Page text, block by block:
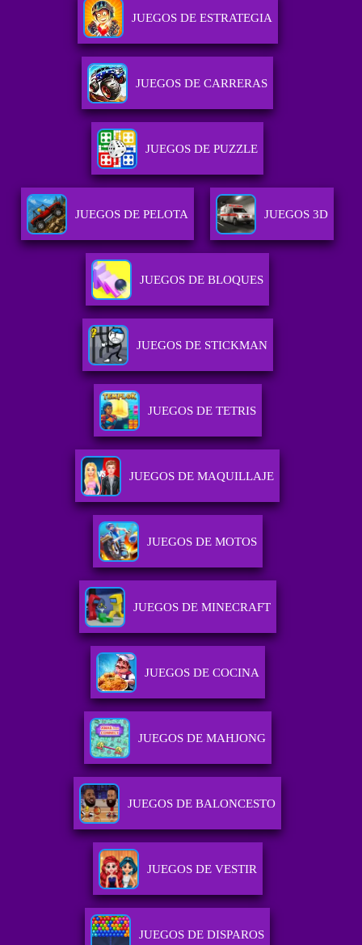
JUEGOS DE ESTRATEGIA
JUEGOS DE CARRERAS
JUEGOS DE PUZZLE
JUEGOS DE PELOTA JUEGOS 3D
JUEGOS DE BLOQUES
JUEGOS DE STICKMAN
JUEGOS DE TETRIS
JUEGOS DE MAQUILLAJE
JUEGOS DE MOTOS
JUEGOS DE MINECRAFT
JUEGOS DE COCINA
JUEGOS DE MAHJONG
JUEGOS DE BALONCESTO
JUEGOS DE VESTIR
JUEGOS DE DISPAROS